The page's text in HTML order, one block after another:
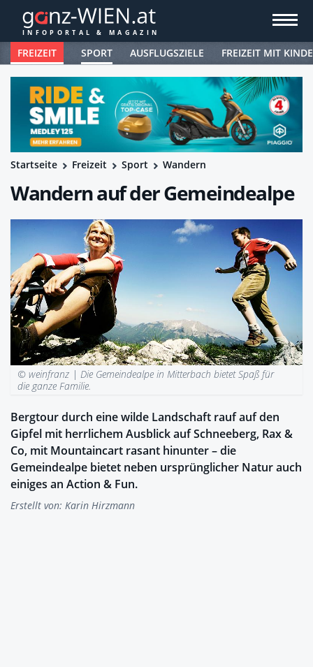
FREIZEIT SPORT AUSFLUGSZIELE FREIZEIT MIT
Startseite Freizeit Sport Wandern
Wandern auf der Gemeindealpe
© weinfranz |Die Gemeindealpe in Mitterbach bietet Spaß für
die ganze Familie.
Bergtour durch eine wilde Landschaft rauf auf den
Gipfel mit herrlichem Ausblick auf Schneeberg, Rax &
Co, mit Mountaincart rasant hinunter – die
Gemeindealpe bietet neben ursprünglicher Natur auch
einiges an Action & Fun.
Erstellt von: Karin Hirzmann